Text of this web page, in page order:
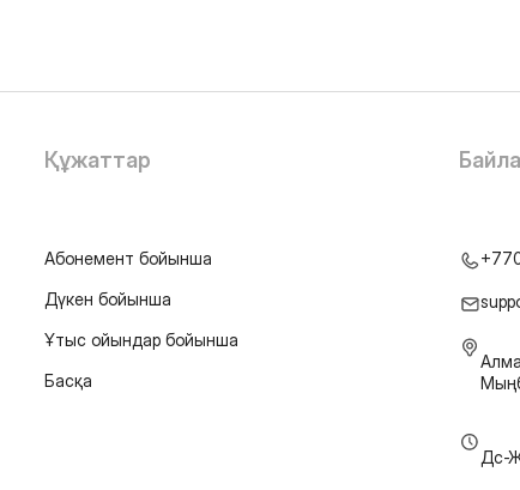
Құжаттар
Абонемент бойынша
Дүкен бойынша
Ұтыс ойындар бойынша
Басқа
Дс-